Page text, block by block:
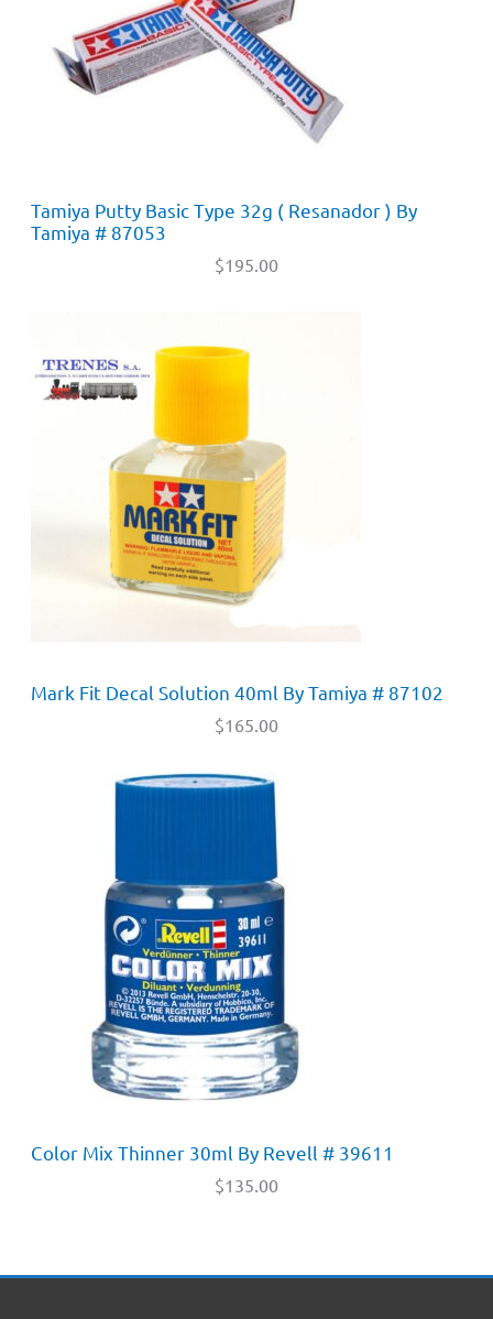
Tamiya Putty Basic Type 32g ( Resanador ) By
Tamiya # 87053
$195.00
Mark Fit Decal Solution 40ml By Tamiya # 87102
$165.00
Color Mix Thinner 30ml By Revell # 39611
$135.00